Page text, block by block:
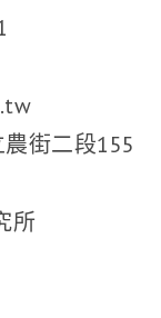
街二段155
所